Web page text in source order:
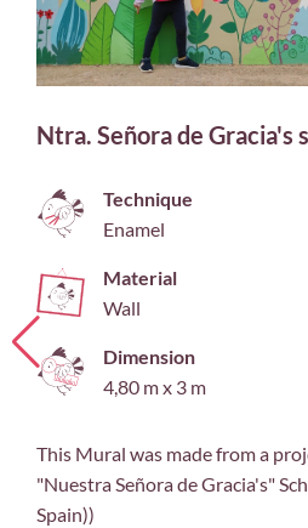
Ntra. Señora de Gracia's
Technique
Enamel
Material
Wall
Dimension
4,80 m x 3 m
This Mural was made from a
"Nuestra Señora de Gracia's"
Spain))